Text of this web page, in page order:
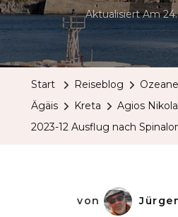
Aktualisiert Am
Start Reiseblog Ozeane
Ägäis
Kreta
Agios
2023-12 Ausflug nach
von